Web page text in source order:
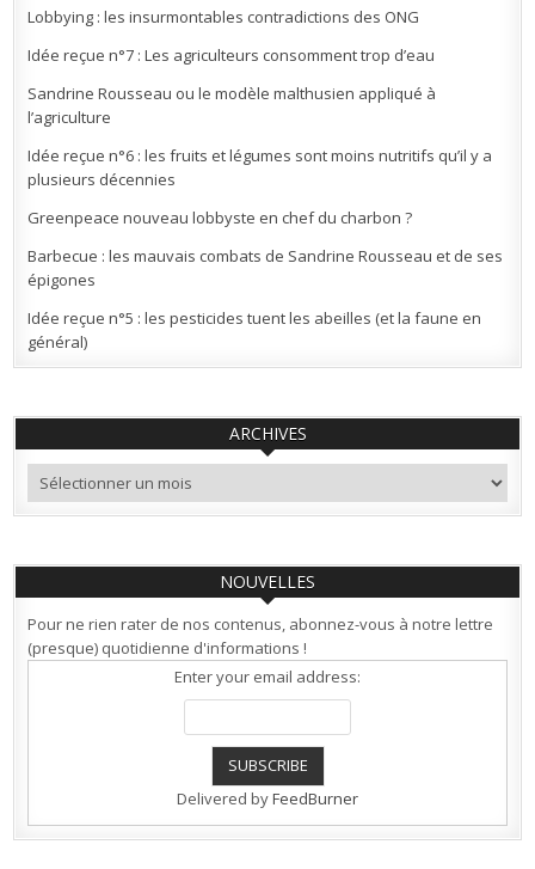
Lobbying : les insurmontables contradictions des ONG
Idée reçue n°7 : Les agriculteurs consomment trop d’eau
Sandrine Rousseau ou le modèle malthusien appliqué à
l’agriculture
Idée reçue n°6 : les fruits et légumes sont moins nutritifs qu’il y a
plusieurs décennies
Greenpeace nouveau lobbyste en chef du charbon ?
Barbecue : les mauvais combats de Sandrine Rousseau et de ses
épigones
Idée reçue n°5 : les pesticides tuent les abeilles (et la faune en
général)
ARCHIVES
Archives
NOUVELLES
Pour ne rien rater de nos contenus, abonnez-vous à notre lettre
(presque) quotidienne d'informations !
Enter your email address:
Delivered byFeedBurner